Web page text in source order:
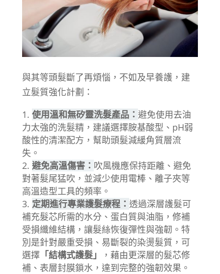
與其等頭髮斷了再煩惱，不如及早養護，建
立髮質強化計劃：
使用溫和無矽靈洗髮產品： 避免使用去油
力太強的洗髮精，建議選擇胺基酸型、pH弱
酸性的清潔配方，幫助頭髮減緩角質層流
失。
避免高溫傷害： 吹風機應保持距離、避免
對著髮尾猛吹，並減少使用電棒、離子夾等
高溫造型工具的頻率。
定期進行專業護髮療程： 透過深層護髮可
補充髮芯所需的水分、蛋白質與油脂，修補
受損纖維結構，讓髮絲恢復彈性與強韌。特
別是針對嚴重受損、易斷裂的染燙髮質，可
選擇「結構式護髮」
，藉由更深層的髮芯修
補、表層封膜鎖水，達到完整的強韌效果。